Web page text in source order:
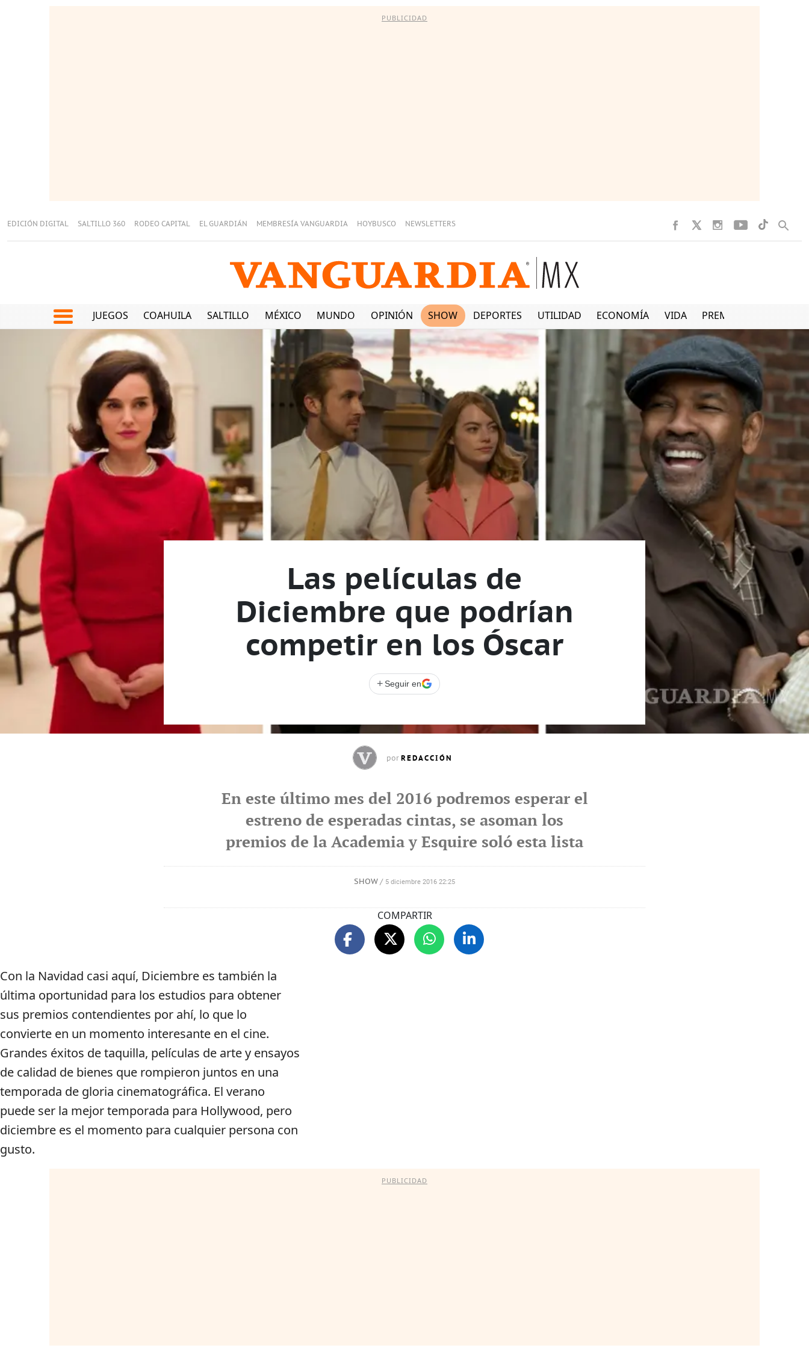
PUBLICIDAD
EDICIÓN DIGITAL SALTILLO 360 RODEO CAPITAL EL GUARDIÁN MEMBRESÍA VANGUARDIA HOYBUSCO NEWSLETTERS
JUEGOS COAHUILA SALTILLO MÉXICO MUNDO OPINIÓN SHOW DEPORTES UTILIDAD ECONOMÍA VIDA PREMIUM
Las películas de
Diciembre que podrían
competir en los Óscar
+ Seguir en
por REDACCIÓN
En este último mes del 2016 podremos esperar el
estreno de esperadas cintas, se asoman los
premios de la Academia y Esquire soló esta lista
SHOW / 5 diciembre 2016 22:25
COMPARTIR
Con la Navidad casi aquí, Diciembre es también la
última oportunidad para los estudios para obtener
sus premios contendientes por ahí, lo que lo
convierte en un momento interesante en el cine.
Grandes éxitos de taquilla, películas de arte y ensayos
de calidad de bienes que rompieron juntos en una
temporada de gloria cinematográfica. El verano
puede ser la mejor temporada para Hollywood, pero
diciembre es el momento para cualquier persona con
gusto.
PUBLICIDAD